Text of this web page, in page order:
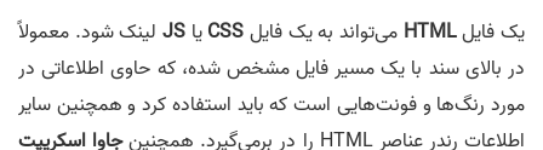
یک فایلHTML می‌تواند به یک فایلCSSیا JS لینک شود. معمولاً
در بالای سند با یک مسیر فایل مشخص شده، که حاوی اطلاعاتی در
مورد رنگ‌ها و فونت‌هایی است که باید استفاده کرد و همچنین سایر
اطلاعات رندر عناصر HTML را در برمی‌گیرد. همچنین
جاوا اسکریپت